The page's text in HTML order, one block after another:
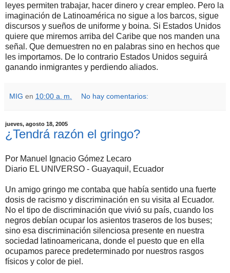
leyes permiten trabajar, hacer dinero y crear empleo. Pero la
imaginación de Latinoamérica no sigue a los barcos, sigue
discursos y sueños de uniforme y boina. Si Estados Unidos
quiere que miremos arriba del Caribe que nos manden una
señal. Que demuestren no en palabras sino en hechos que
les importamos. De lo contrario Estados Unidos seguirá
ganando inmigrantes y perdiendo aliados.
MIG en 10:00 a. m. No hay comentarios:
jueves, agosto 18, 2005
¿Tendrá razón el gringo?
Por Manuel Ignacio Gómez Lecaro
Diario EL UNIVERSO - Guayaquil, Ecuador
Un amigo gringo me contaba que había sentido una fuerte
dosis de racismo y discriminación en su visita al Ecuador.
No el tipo de discriminación que vivió su país, cuando los
negros debían ocupar los asientos traseros de los buses;
sino esa discriminación silenciosa presente en nuestra
sociedad latinoamericana, donde el puesto que en ella
ocupamos parece predeterminado por nuestros rasgos
físicos y color de piel.